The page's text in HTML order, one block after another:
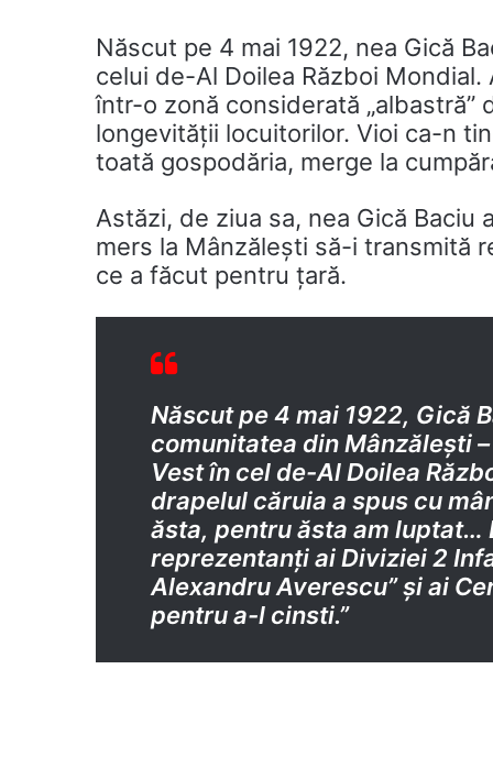
Născut pe 4 mai 1922, nea Gică
celui de-Al Doilea Război
într-o zonă considerată
longevității locuitorilor. Vioi ca-n
toată gospodăria, merge la
Astăzi, de ziua sa, nea Gică
mers la Mânzălești să-i transmită
ce a făcut pentru țară.
Născut pe 4 mai 1922, Gică
comunitatea din Mânzălești
Vest în cel de-Al Doilea
drapelul căruia a spus cu
ăsta, pentru ăsta am luptat…
reprezentanți ai Diviziei 2
Alexandru Averescu” și ai
pentru a-l cinsti.”